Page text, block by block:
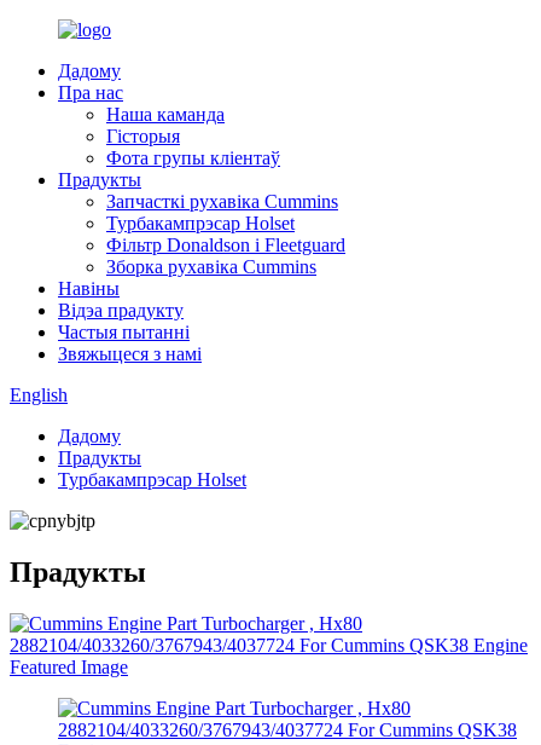
Дадому
Пра нас
Наша каманда
Гісторыя
Фота групы кліентаў
Прадукты
Запчасткі рухавіка Cummins
Турбакампрэсар Holset
Фільтр Donaldson і Fleetguard
Зборка рухавіка Cummins
Навіны
Відэа прадукту
Частыя пытанні
Звяжыцеся з намі
English
Дадому
Прадукты
Турбакампрэсар Holset
Прадукты